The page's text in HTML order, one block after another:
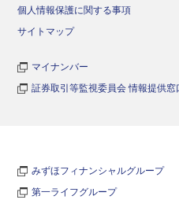
個人情報保護に関する事項
サイトマップ
マイナンバー
証券取引等監視委員会 情報提供窓
みずほフィナンシャルグループ
第一ライフグループ